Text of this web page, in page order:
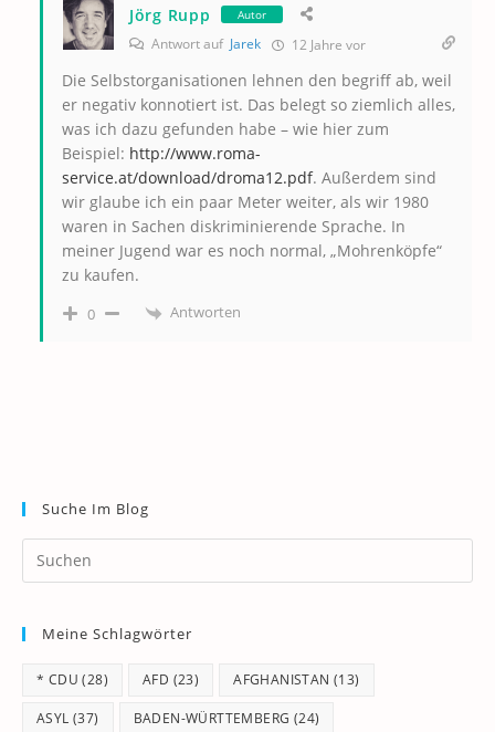
Jörg Rupp Autor
Antwort auf Jarek 12 Jahre vor
Die Selbstorganisationen lehnen den begriff ab, weil
er negativ konnotiert ist. Das belegt so ziemlich alles,
was ich dazu gefunden habe – wie hier zum
Beispiel: http://www.roma-
service.at/download/droma12.pdf. Außerdem sind
wir glaube ich ein paar Meter weiter, als wir 1980
waren in Sachen diskriminierende Sprache. In
meiner Jugend war es noch normal, „Mohrenköpfe“
zu kaufen.
0 Antworten
Suche Im Blog
Meine Schlagwörter
* CDU (28) AFD (23) AFGHANISTAN (13)
ASYL (37) BADEN-WÜRTTEMBERG (24)